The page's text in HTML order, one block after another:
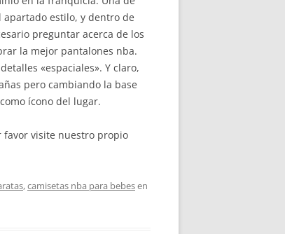
apartado estilo, y dentro de
preguntar acerca de los
la mejor pantalones nba.
«espaciales». Y claro,
pero cambiando la base
ícono del lugar.
favor visite nuestro propio
,camisetas nba para bebesen